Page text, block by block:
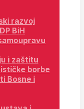
razvoj
BiH
i zaštitu
borbe
Bosne i